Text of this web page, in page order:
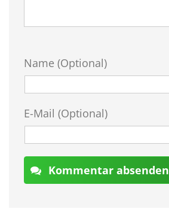
Name (Optional)
E-Mail (Optional)
Kommentar absenden